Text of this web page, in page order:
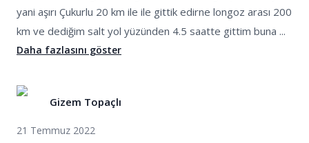
yani aşırı Çukurlu 20 km ile ile gittik edirne longoz arası 200
km ve dediğim salt yol yüzünden 4.5 saatte gittim buna ...
Daha fazlasını göster
Gizem Topaçlı
21 Temmuz 2022